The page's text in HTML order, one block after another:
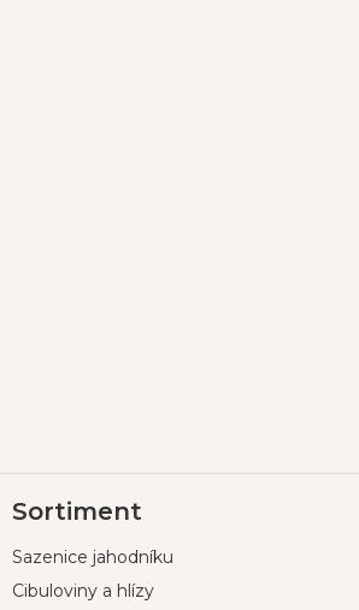
á
a
Sortiment
Sazenice jahodníku
Cibuloviny a hlízy